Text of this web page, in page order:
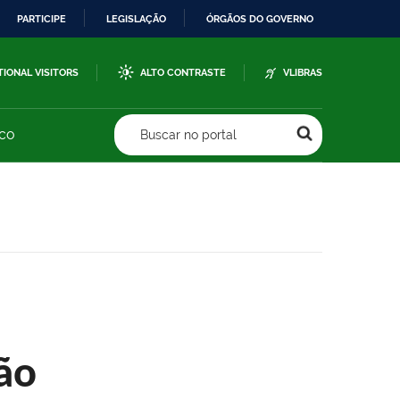
PARTICIPE LEGISLAÇÃO ÓRGÃOS DO GOVERNO
VISITORS ALTO CONTRASTE VLIBRAS
Buscar no portal